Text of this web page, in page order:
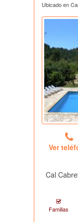
Ubicado en
Ver
Cal
Familias